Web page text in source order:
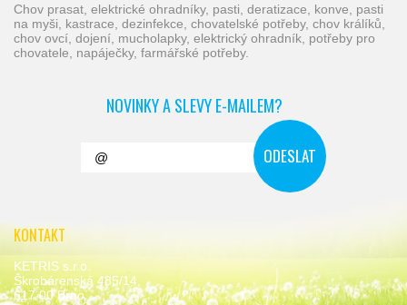
chov prasat, elektrické ohradníky, pasti, deratizace, konve, pasti
na myši, kastrace, dezinfekce, chovatelské potřeby, chov králíků,
chov ovcí, dojení, mucholapky, elektrický ohradník, potřeby pro
chovatele, napáječky, farmářské potřeby.
NOVINKY A SLEVY E-MAILEM?
KONTAKT
KETRIS s.r.o.
Škrobárenská 485/14,
617 00 Brno